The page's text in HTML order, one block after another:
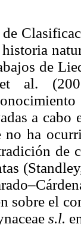
de
al.
a cabo
ha
de
sobre el
s.l.